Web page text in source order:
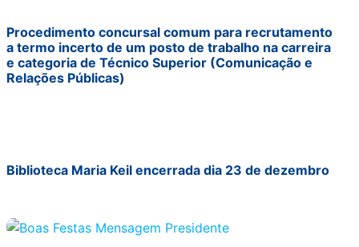
Procedimento concursal comum para recrutamento
a termo incerto de um posto de trabalho na carreira
e categoria de Técnico Superior (Comunicação e
Relações Públicas)
Biblioteca Maria Keil encerrada dia 23 de dezembro